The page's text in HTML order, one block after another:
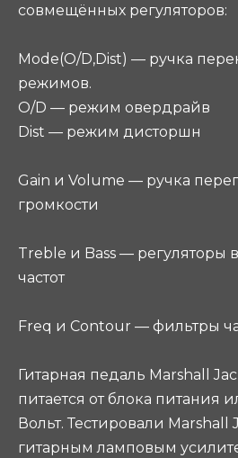
совмещённых регуляторов:
Mode(O/D,Dist) — ручка
режимов.
O/D — режим овердрайв
Dist — режим дисторшн
Gain и Volume — ручка
громкости
Treble и Bass — регуляторы
частот
Freq и Contour — фильтры
Гитарная педаль Marshall
питается от блока питания
Вольт. Тестировали Marshall
гитарным ламповым